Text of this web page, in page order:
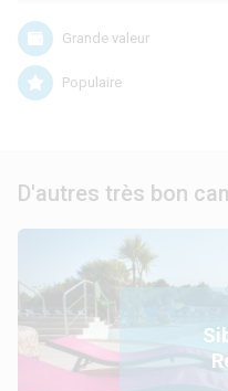
Grande valeur
Populaire
D'autres très bon